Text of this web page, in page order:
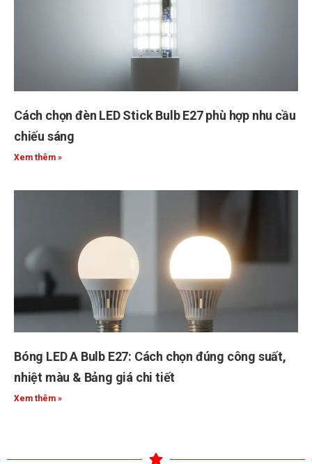
Cách chọn đèn LED Stick Bulb E27 phù hợp nhu cầu
chiếu sáng
Xem thêm »
Bóng LED A Bulb E27: Cách chọn đúng công suất,
nhiệt màu & Bảng giá chi tiết
Xem thêm »